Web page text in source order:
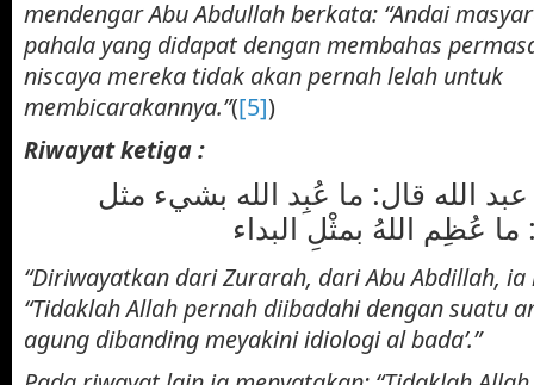
mendengar Abu Abdullah berkata: “Andai
pahala yang didapat dengan membahas
niscaya mereka tidak akan pernah lelah untuk
membicarakannya.”([5])
Riwayat ketiga :
الله قال: ما عُبِد الله بشيء مثل
“Diriwayatkan dari Zurarah, dari Abu Abdillah,
“Tidaklah Allah pernah diibadahi dengan suatu
agung dibanding meyakini idiologi al bada’.”